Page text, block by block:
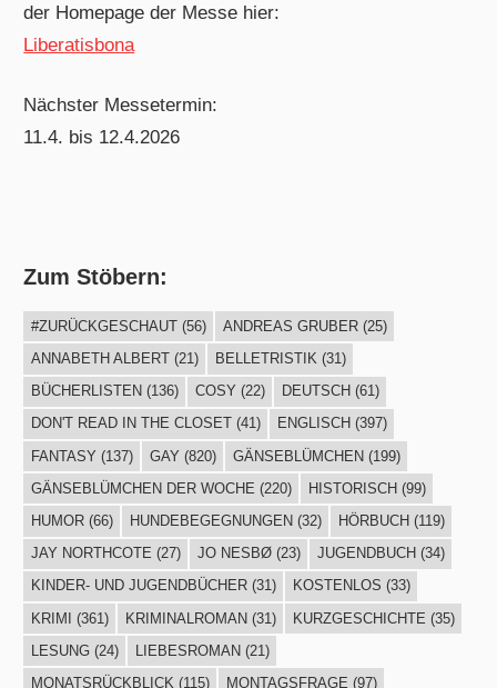
der Homepage der Messe hier:
Liberatisbona
Nächster Messetermin:
11.4. bis 12.4.2026
Zum Stöbern:
#ZURÜCKGESCHAUT(56) ANDREAS GRUBER(25)
ANNABETH ALBERT(21) BELLETRISTIK(31)
BÜCHERLISTEN (136) COSY (22) DEUTSCH (61)
DON'T READ IN THE CLOSET(41) ENGLISCH (397)
FANTASY (137) GAY (820) GÄNSEBLÜMCHEN(199)
GÄNSEBLÜMCHEN DER WOCHE (220) HISTORISCH (99)
HUMOR(66) HUNDEBEGEGNUNGEN (32) HÖRBUCH (119)
JAY NORTHCOTE (27) JO NESBØ(23) JUGENDBUCH (34)
KINDER- UND JUGENDBÜCHER(31) KOSTENLOS (33)
KRIMI (361) KRIMINALROMAN(31) KURZGESCHICHTE (35)
LESUNG(24) LIEBESROMAN (21)
MONATSRÜCKBLICK (115) MONTAGSFRAGE (97)